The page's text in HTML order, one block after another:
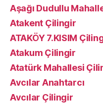
Aşağı Dudullu
Atakent Çilingir
ATAKÖY 7.KISIM
Atakum Çilingir
Atatürk Mahallesi
Avcılar Anahtarcı
Avcılar Çilingir